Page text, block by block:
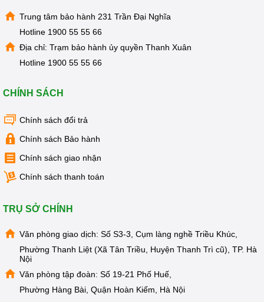
CÂY
NƯỚC
NÓNG
LẠNH
KANGAROO
NƯỚC
KANGAROO
LINH
KIỆN
MÁY
LỌC
NƯỚC
LỌC
TỔNG,
CÔNG
NGHIỆP
THIẾT
NHÀ
BẾP
KANGAROO
BÌNH
Trung tâm bảo hành 231 Trần Đại Nghĩa
Hotline 1900 55 55 66
Địa chỉ: Trạm bảo hành ủy quyền Thanh Xuân
Hotline 1900 55 55 66
CHÍNH SÁCH
Chính sách đổi trả
Chính sách Bảo hành
Chính sách giao nhận
Chính sách thanh toán
TRỤ SỞ CHÍNH
Văn phòng giao dịch: Số S3-3, Cụm làng nghề Triều Khúc,
Phường Thanh Liệt (Xã Tân Triều, Huyện Thanh Trì cũ), TP. Hà
Nội
Văn phòng tập đoàn: Số 19-21 Phố Huế,
Phường Hàng Bài, Quận Hoàn Kiếm, Hà Nội